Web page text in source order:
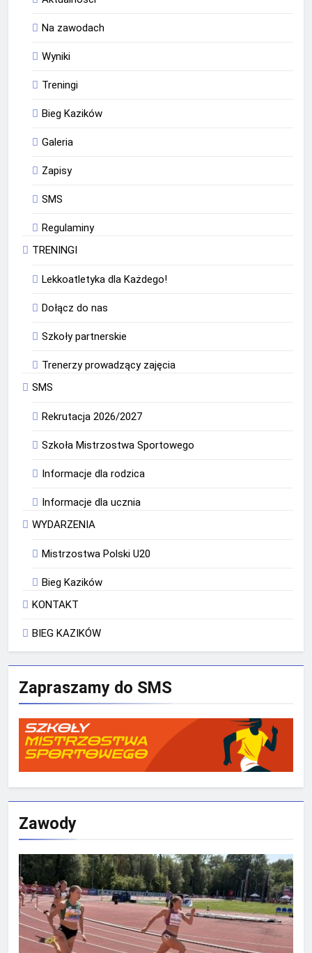
Na zawodach
Wyniki
Treningi
Bieg Kazików
Galeria
Zapisy
SMS
Regulaminy
TRENINGI
Lekkoatletyka dla Każdego!
Dołącz do nas
Szkoły partnerskie
Trenerzy prowadzący zajęcia
SMS
Rekrutacja 2026/2027
Szkoła Mistrzostwa Sportowego
Informacje dla rodzica
Informacje dla ucznia
WYDARZENIA
Mistrzostwa Polski U20
Bieg Kazików
KONTAKT
BIEG KAZIKÓW
Zapraszamy do SMS
Zawody